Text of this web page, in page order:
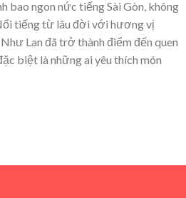
bao ngon nức tiếng Sài Gòn, không
tiếng từ lâu đời với hương vị
Lan đã trở thành điểm đến quen
biệt là những ai yêu thích món